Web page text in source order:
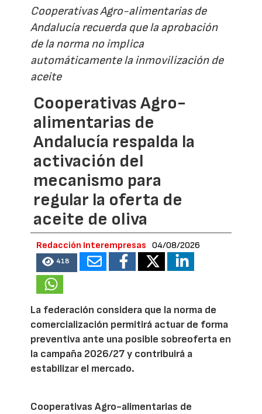
Cooperativas Agro-alimentarias de
Andalucía recuerda que la aprobación
de la norma no implica
automáticamente la inmovilización de
aceite
Cooperativas Agro-
alimentarias de
Andalucía respalda la
activación del
mecanismo para
regular la oferta de
aceite de oliva
Redacción Interempresas 04/08/2026
418
La federación considera que la norma de
comercialización permitirá actuar de forma
preventiva ante una posible sobreoferta en
la campaña 2026/27 y contribuirá a
estabilizar el mercado.
Cooperativas Agro-alimentarias de